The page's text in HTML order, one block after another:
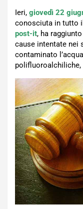
Ieri, giovedì 22
conosciuta in tutto
post-it, ha
cause intentate nei
contaminato